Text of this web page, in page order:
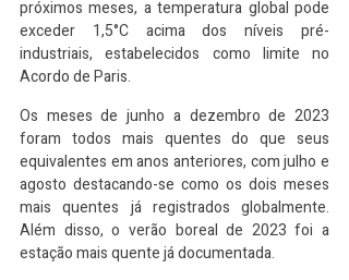
próximos meses, a temperatura global pode
exceder 1,5°C acima dos níveis pré-
industriais, estabelecidos como limite no
Acordo de Paris.
Os meses de junho a dezembro de 2023
foram todos mais quentes do que seus
equivalentes em anos anteriores, com julho e
agosto destacando-se como os dois meses
mais quentes já registrados globalmente.
Além disso, o verão boreal de 2023 foi a
estação mais quente já documentada.